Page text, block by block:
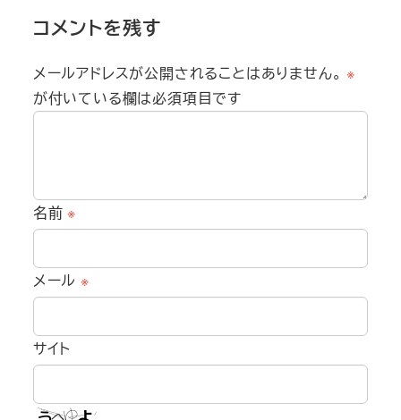
コメントを残す
メールアドレスが公開されることはありません。 ※
が付いている欄は必須項目です
名前※
メール ※
サイト